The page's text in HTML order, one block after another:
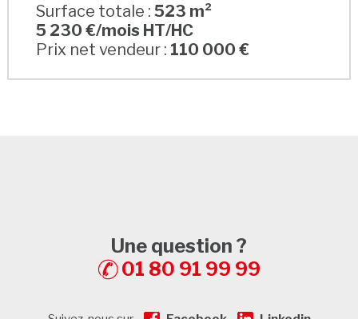
Surface totale :523 m²
5 230 €/mois HT/HC
Prix net vendeur : 110 000 €
Une question ?
01 80 91 99 99